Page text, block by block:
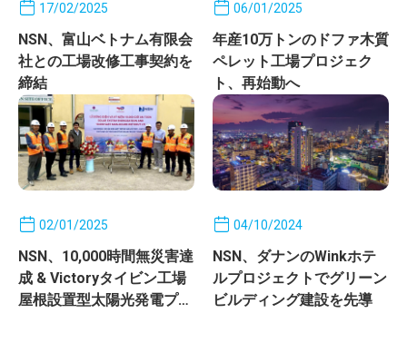
17/02/2025
NSN、富山ベトナム有限会
社との工場改修工事契約を
締結
06/01/2025
年産10万トンのドファ木質
ペレット工場プロジェク
ト、再始動へ
02/01/2025
NSN、10,000時間無災害達
成 & Victoryタイビン工場
屋根設置型太陽光発電プロ
04/10/2024
NSN、ダナンのWinkホテ
ルプロジェクトでグリーン
ビルディング建設を先導